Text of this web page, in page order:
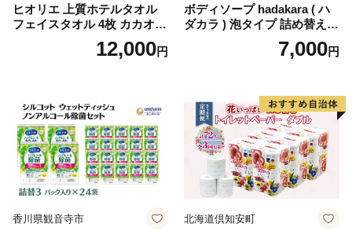
ヒオリエ 上質ホテルタオル
フェイスタオル 4枚 カカオ
【タオル 泉州タオル 吸水 普
段使い 無地 シンプル 日用品
12,000円
ボディソープ hadakara ( ハ
ダカラ ) 泡タイプ 詰め替え 4
40ml×4袋 ボディーソープ 泡
ボディソープ 泡 日用品 消耗
泡石鹸 石鹸 兵庫 兵庫県 小野
7,000円
香川県観音寺市 北海道倶知安町